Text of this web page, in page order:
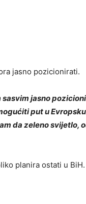
jasno pozicionirati.
jasno
put u
da zeleno svijetlo,
planira ostati u BiH.